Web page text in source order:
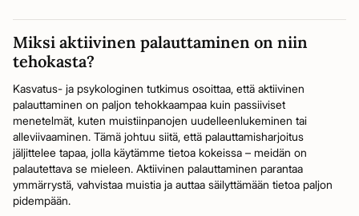
Miksi aktiivinen palauttaminen on niin
tehokasta?
Kasvatus- ja psykologinen tutkimus osoittaa, että aktiivinen
palauttaminen on paljon tehokkaampaa kuin passiiviset
menetelmät, kuten muistiinpanojen uudelleenlukeminen tai
alleviivaaminen. Tämä johtuu siitä, että palauttamisharjoitus
jäljittelee tapaa, jolla käytämme tietoa kokeissa – meidän on
palautettava se mieleen. Aktiivinen palauttaminen parantaa
ymmärrystä, vahvistaa muistia ja auttaa säilyttämään tietoa paljon
pidempään.